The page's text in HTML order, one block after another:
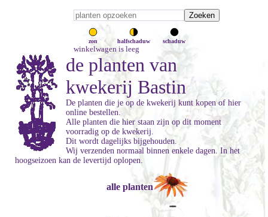
zon halfschaduw schaduw
winkelwagen is leeg
de planten van
kwekerij Bastin
De planten die je op de kwekerij kunt kopen of hier
online bestellen.
Alle planten die hier staan zijn op dit moment
voorradig op de kwekerij.
Dit wordt dagelijks bijgehouden.
Wij verzenden normaal binnen enkele dagen. In het
hoogseizoen kan de levertijd oplopen.
alle planten